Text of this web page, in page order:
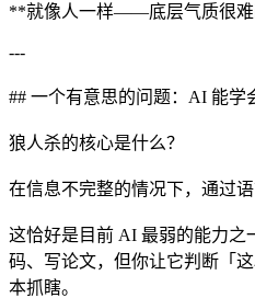
**就像人一样——底层气质很难
---
## 一个有意思的问题：AI 能学
狼人杀的核心是什么？
在信息不完整的情况下，通过语
这恰好是目前 AI 最弱的能力之
码、写论文，但你让它判断「
本抓瞎。